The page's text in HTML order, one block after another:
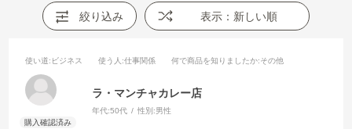
絞り込み 表示：新しい順
使い道:ビジネス 使う人 :仕事関係 何で商品を知りましたか:その他
ラ・マンチャカレー店
年代:50代 性別:男性